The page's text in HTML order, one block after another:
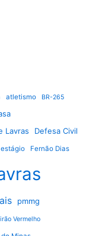
atletismo BR-265
Lavras Defesa Civil
estágio Fernão Dias
pmmg
Vermelho